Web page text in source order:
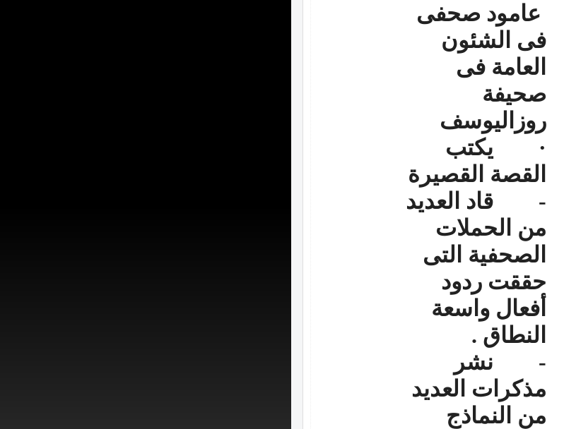
عامود صحفى
فى الشئون
العامة فى
صحيفة
روزاليوسف
· يكتب
القصة القصيرة
- قاد العديد
من الحملات
الصحفية التى
حققت ردود
أفعال واسعة
النطاق .
- نشر
مذكرات العديد
من النماذج